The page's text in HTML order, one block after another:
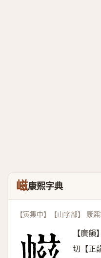
嵫康熙字典
【寅集中】【山字部】 康
【廣
切【正